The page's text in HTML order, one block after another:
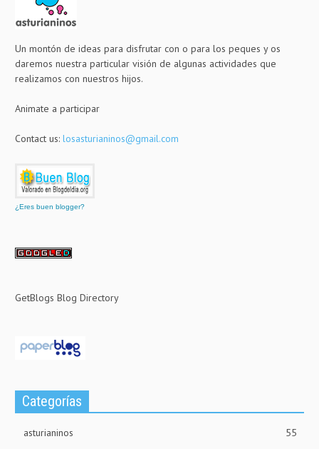
Un montón de ideas para disfrutar con o para los peques y os
daremos nuestra particular visión de algunas actividades que
realizamos con nuestros hijos.
Animate a participar
Contact us: losasturianinos@gmail.com
¿Eres buen blogger?
GetBlogs Blog Directory
Categorías
asturianinos
55